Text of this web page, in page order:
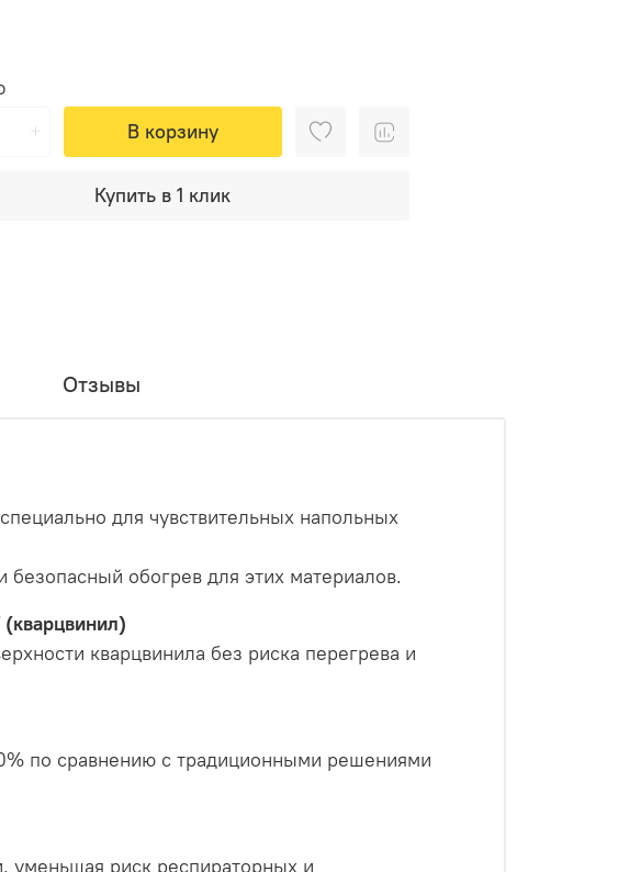
В корзину
Купить в 1 клик
Отзывы
для чувствительных напольных
обогрев для этих материалов.
кварцвинила без риска перегрева и
по сравнению с традиционными решениями
уменьшая риск респираторных и